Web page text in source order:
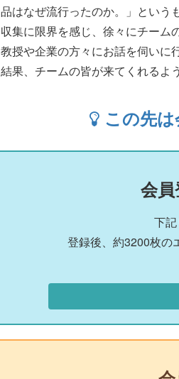
品はなぜ流行ったのか。」という
収集に限界を感じ、徐々にチーム
教授や企業の方々にお話を伺いに
結果、チームの皆が来てくれるよ
この先は
会
下記
登録後、約3200枚の